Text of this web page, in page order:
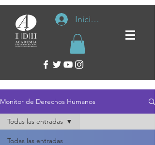
Iniciar sesión
Monitor de Derechos Humanos
Todas las entradas
Todas las entradas